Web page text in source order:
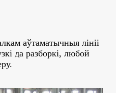
аўтаматычныя лініі
да разборкі, любой